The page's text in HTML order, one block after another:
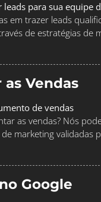
leads para sua equipe
em trazer leads
de estratégias de
Vendas
de vendas
as vendas? Nós
marketing validadas
Google